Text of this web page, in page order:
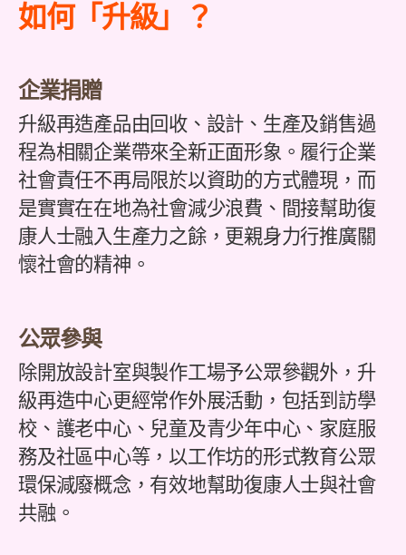
如何「升級」？
企業捐贈
升級再造產品由回收、設計、生產及銷售過
程為相關企業帶來全新正面形象。履行企業
社會責任不再局限於以資助的方式體現，而
是實實在在地為社會減少浪費、間接幫助復
康人士融入生產力之餘，更親身力行推廣關
懷社會的精神。
公眾參與
除開放設計室與製作工場予公眾參觀外，升
級再造中心更經常作外展活動，包括到訪學
校、護老中心、兒童及青少年中心、家庭服
務及社區中心等，以工作坊的形式教育公眾
環保減廢概念，有效地幫助復康人士與社會
共融。